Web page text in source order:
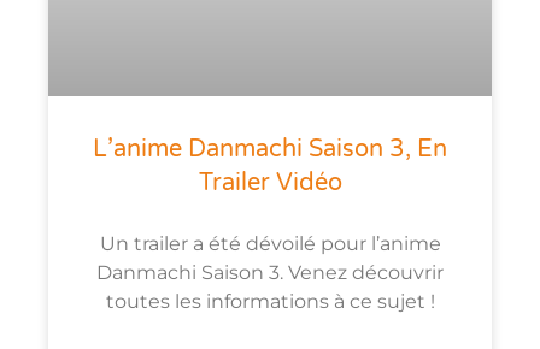
L’anime Danmachi Saison 3, En
Trailer Vidéo
Un trailer a été dévoilé pour l’anime
Danmachi Saison 3. Venez découvrir
toutes les informations à ce sujet !